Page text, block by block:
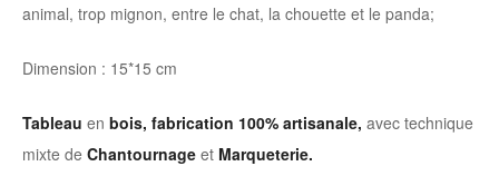
animal, trop mignon, entre le chat, la chouette et le panda;
Dimension : 15*15 cm
Tableau en bois, fabrication 100% artisanale, avec technique
mixte de Chantournage et Marqueterie.